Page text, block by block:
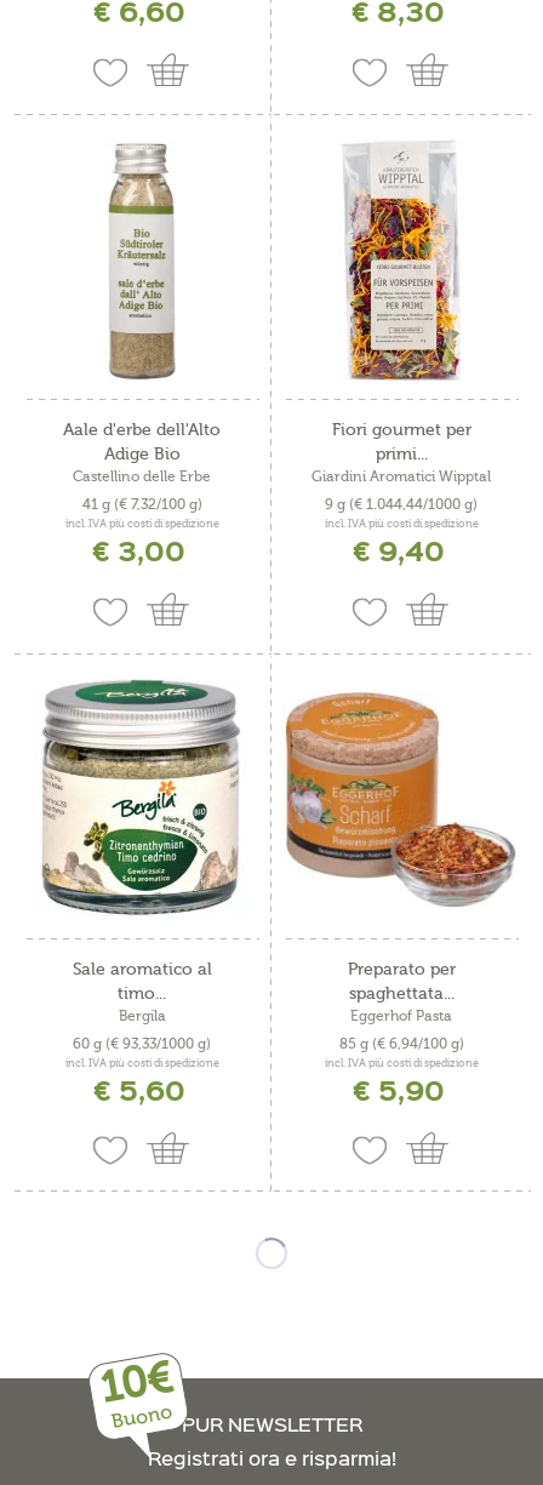
€ 6,60 € 8,30
Aale d'erbe dell'Alto
Adige Bio
Castellino delle Erbe
41 g (€ 7,32/100 g)
incl. IVA più costi di spedizione
€ 3,00
Fiori gourmet per
primi...
Giardini Aromatici Wipptal
9 g (€ 1.044,44/1000 g)
incl. IVA più costi di spedizione
€ 9,40
Sale aromatico al
timo...
Bergila
60 g (€ 93,33/1000 g)
incl. IVA più costi di spedizione
€ 5,60
Preparato per
spaghettata...
Eggerhof Pasta
85 g (€ 6,94/100 g)
incl. IVA più costi di spedizione
€ 5,90
10€
Buono PUR NEWSLETTER
Registrati ora e risparmia!